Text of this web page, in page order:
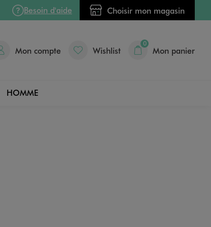
Besoin d'aide Choisir mon magasin
Mon compte Wishlist
0
Mon panier
HOMME